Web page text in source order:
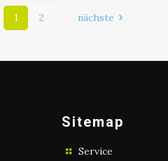
1 2 nächste
Sitemap
Service